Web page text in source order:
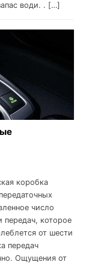
води. . […]
коробка
число
передач, которое
от шести
передач
Ощущения от